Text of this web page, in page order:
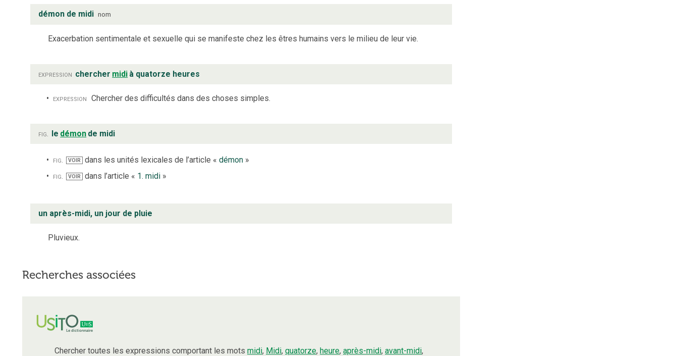
démon de midi nom
Exacerbation sentimentale et sexuelle qui se manifeste chez les êtres humains vers le milieu de leur vie.
expression chercher midi à quatorze heures
expression Chercher des difficultés dans des choses simples.
fig. le démon de midi
fig. VOIR dans les unités lexicales de l’article « démon»
fig.
VOIR dans l’article « 1. midi»
un après-midi, un jour de pluie
Pluvieux.
Recherches associées
Chercher toutes les expressions comportant les mots midi, Midi, quatorze, heure, après-midi, avant-midi,